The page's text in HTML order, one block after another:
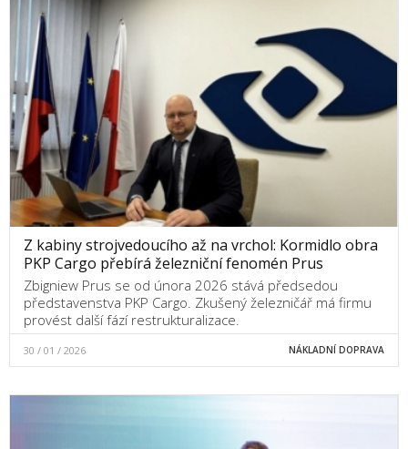
Z kabiny strojvedoucího až na vrchol: Kormidlo obra
PKP Cargo přebírá železniční fenomén Prus
Zbigniew Prus se od února 2026 stává předsedou
představenstva PKP Cargo. Zkušený železničář má firmu
provést další fází restrukturalizace.
30 / 01 / 2026 NÁKLADNÍ DOPRAVA